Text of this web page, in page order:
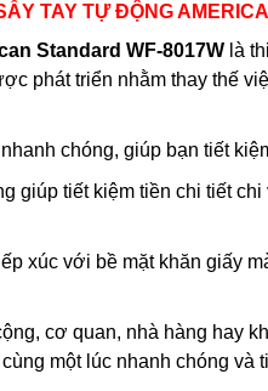
TAY TỰ ĐỘNG
Standard WF-8017W là
phát triển nhằm thay thế
chóng, giúp bạn tiết
giúp tiết kiệm tiền chi tiết
xúc với bề mặt khăn giấy
cơ quan, nhà hàng hay
một lúc nhanh chóng và